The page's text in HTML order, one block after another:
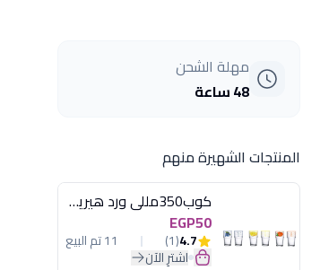
مهلة الشحن
48 ساعة
المنتجات الشهيرة منهم
كوب350مللى ورد هيريفين
EGP50
4.7
(1) 11 تم البيع
اشترِ الآن